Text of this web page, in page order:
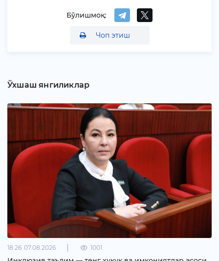
Бўлишмоқ:
Чоп этиш
Ўхшаш янгиликлар
18:26 07.08.2026 1001